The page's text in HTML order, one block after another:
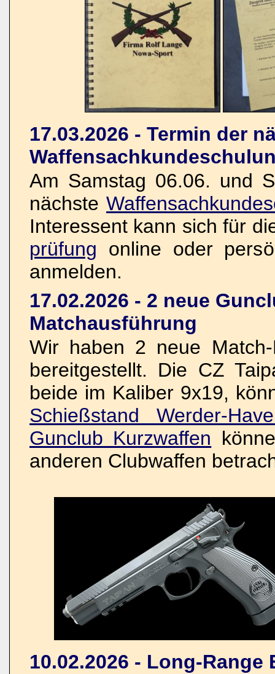
17.03.2026 - Termin der
Am Samstag 06.06. und
nächste
Interessent kann sich für
prüfung online oder
anmelden.
17.02.2026 - 2 neue
Matchausführung
Wir haben 2 neue
bereitgestellt. Die CZ
beide im Kaliber 9x19,
Schießstand Werder-
Gunclub Kurzwaffen
anderen Clubwaffen
10.02.2026 - Long-Range